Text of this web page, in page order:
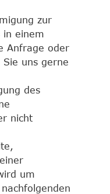
zur
in einem
Anfrage oder
uns gerne
des
nicht
um